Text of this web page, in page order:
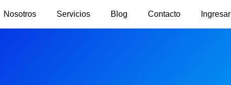
Nosotros Servicios Blog Contacto Ingresar